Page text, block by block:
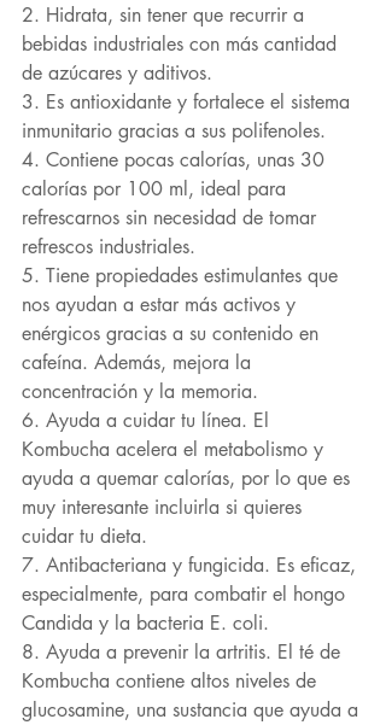
2. Hidrata, sin tener que recurrir a
bebidas industriales con más cantidad
de azúcares y aditivos.
3. Es antioxidante y fortalece el sistema
inmunitario gracias a sus polifenoles.
4. Contiene pocas calorías, unas 30
calorías por 100 ml, ideal para
refrescarnos sin necesidad de tomar
refrescos industriales.
5. Tiene propiedades estimulantes que
nos ayudan a estar más activos y
enérgicos gracias a su contenido en
cafeína. Además, mejora la
concentración y la memoria.
6. Ayuda a cuidar tu línea. El
Kombucha acelera el metabolismo y
ayuda a quemar calorías, por lo que es
muy interesante incluirla si quieres
cuidar tu dieta.
7. Antibacteriana y fungicida. Es eficaz,
especialmente, para combatir el hongo
Candida y la bacteria E. coli.
8. Ayuda a prevenir la artritis. El té de
Kombucha contiene altos niveles de
glucosamine, una sustancia que ayuda a